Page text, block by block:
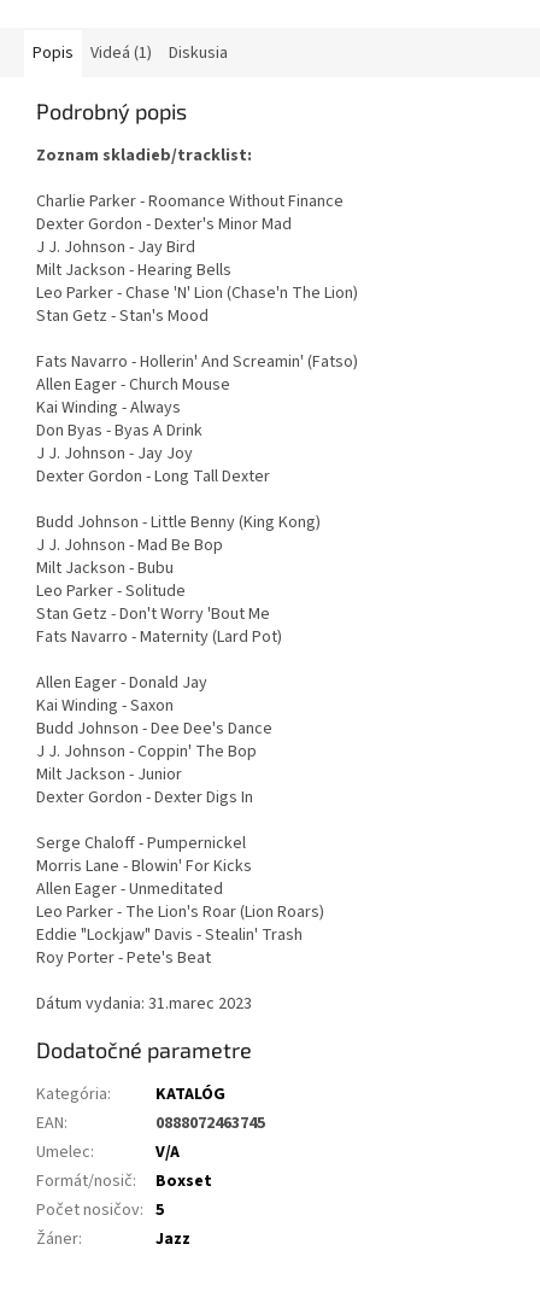
Popis Videá (1) Diskusia
Podrobný popis
Zoznam skladieb/tracklist:
Charlie Parker - Roomance Without Finance
Dexter Gordon - Dexter's Minor Mad
J J. Johnson - Jay Bird
Milt Jackson - Hearing Bells
Leo Parker - Chase 'N' Lion (Chase'n The Lion)
Stan Getz - Stan's Mood
Fats Navarro - Hollerin' And Screamin' (Fatso)
Allen Eager - Church Mouse
Kai Winding - Always
Don Byas - Byas A Drink
J J. Johnson - Jay Joy
Dexter Gordon - Long Tall Dexter
Budd Johnson - Little Benny (King Kong)
J J. Johnson - Mad Be Bop
Milt Jackson - Bubu
Leo Parker - Solitude
Stan Getz - Don't Worry 'Bout Me
Fats Navarro - Maternity (Lard Pot)
Allen Eager - Donald Jay
Kai Winding - Saxon
Budd Johnson - Dee Dee's Dance
J J. Johnson - Coppin' The Bop
Milt Jackson - Junior
Dexter Gordon - Dexter Digs In
Serge Chaloff - Pumpernickel
Morris Lane - Blowin' For Kicks
Allen Eager - Unmeditated
Leo Parker - The Lion's Roar (Lion Roars)
Eddie "Lockjaw" Davis - Stealin' Trash
Roy Porter - Pete's Beat
Dátum vydania: 31.marec 2023
Dodatočné parametre
Kategória:
KATALÓG
EAN:
0888072463745
Umelec:
V/A
Formát/nosič:
Boxset
Počet nosičov: 5
Žáner: Jazz